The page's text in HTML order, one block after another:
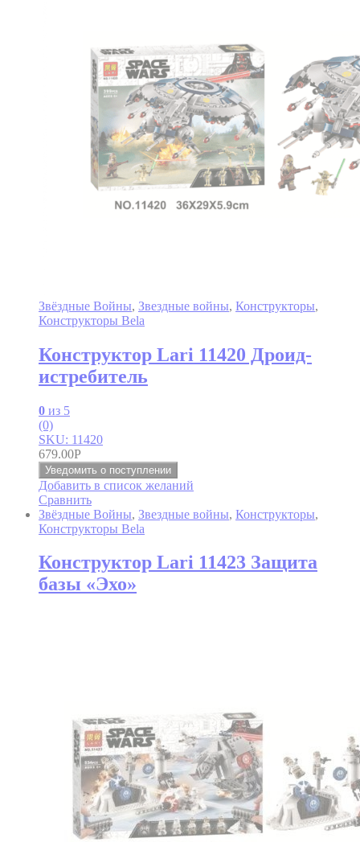
Звёздные Войны, Звездные войны, Конструкторы,
Конструкторы Bela
Конструктор Lari 11420 Дроид-
истребитель
0 из 5
(0)
SKU: 11420
679.00Р
Уведомить о поступлении
Добавить в список желаний
Сравнить
Звёздные Войны, Звездные войны, Конструкторы,
Конструкторы Bela
Конструктор Lari 11423 Защита
базы «Эхо»